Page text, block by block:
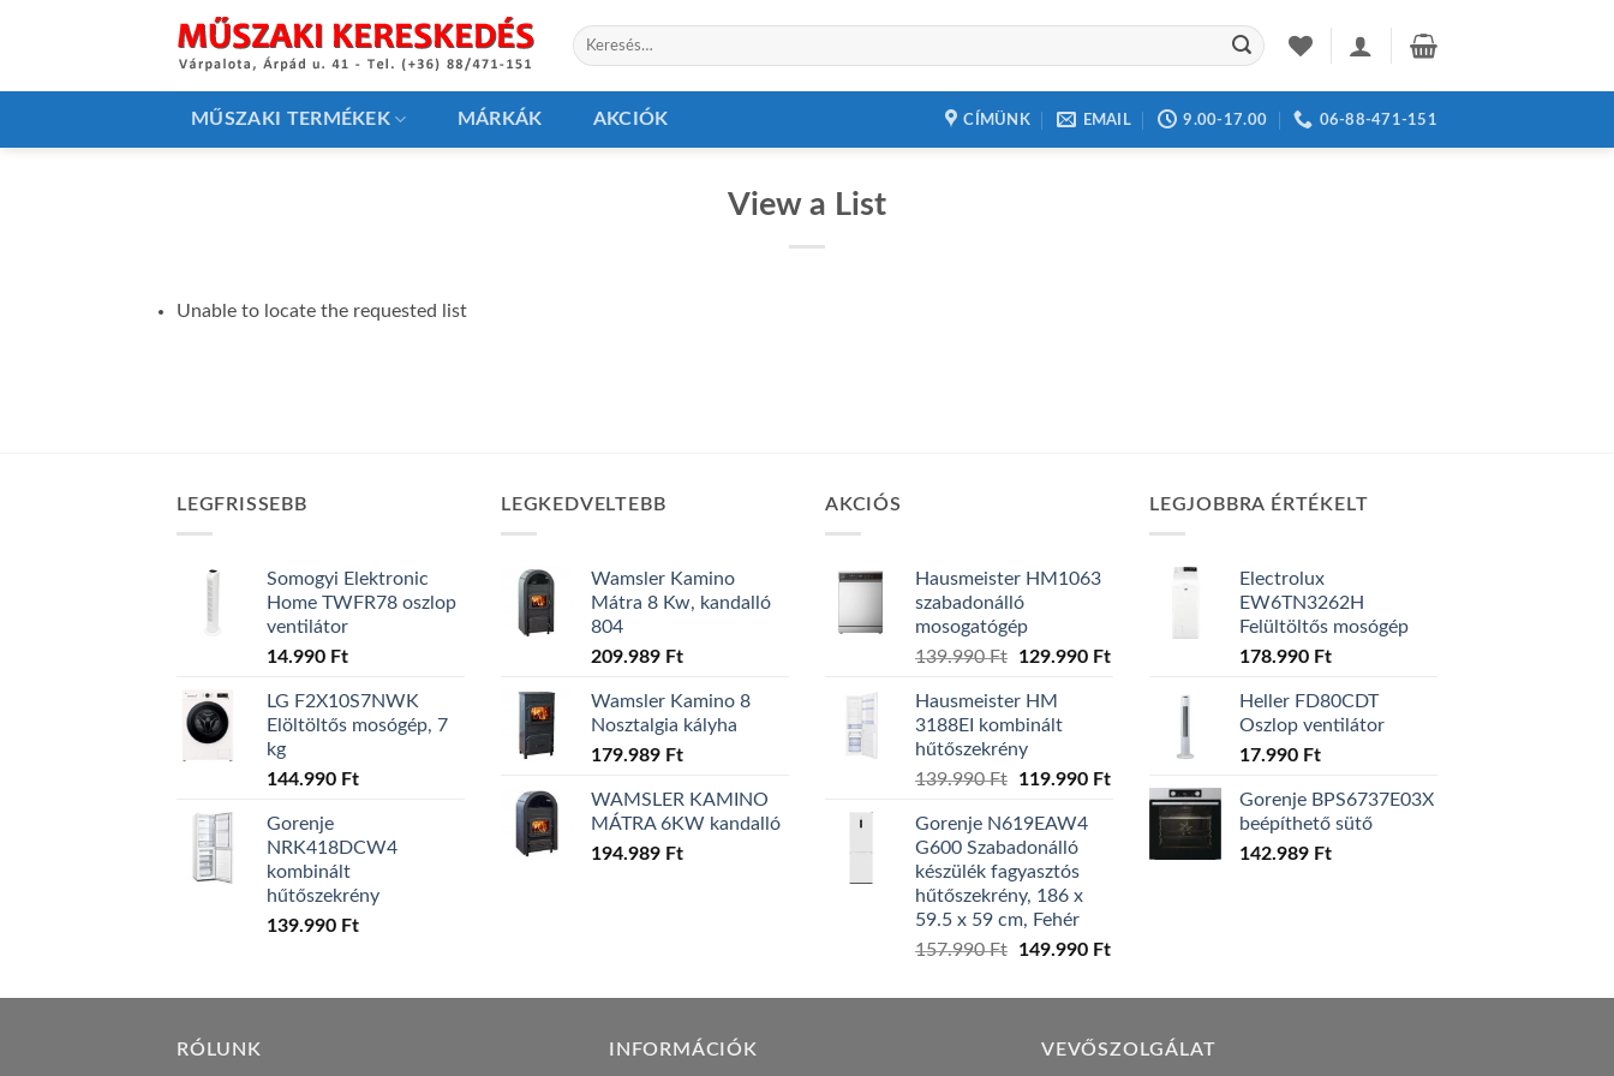
Keresés
a
MŰSZAKI TERMÉKEK MÁRKÁK AKCIÓK CÍMÜNK EMAIL 9.00-17.00 06-88-471-151
View a List
Unable to locate the requested list
LEGFRISSEBB
Somogyi Elektronic
Home TWFR78 oszlop
ventilátor
14.990 Ft
LG F2X10S7NWK
Elöltöltős mosógép, 7
kg
144.990 Ft
Gorenje
NRK418DCW4
kombinált
hűtőszekrény
139.990 Ft
LEGKEDVELTEBB
Wamsler Kamino
Mátra 8 Kw, kandalló
804
209.989 Ft
Wamsler Kamino 8
Nosztalgia kályha
179.989 Ft
WAMSLER KAMINO
MÁTRA 6KW kandalló
194.989 Ft
AKCIÓS
Hausmeister HM1063
szabadonálló
mosogatógép
139.990Ft
Original
was:
139.990 Ft.
129.990 FtCurrent
129.990 Ft.
Hausmeister HM
3188EI kombinált
hűtőszekrény
139.990Ft
Original
was:
139.990 Ft.
119.990 FtCurrent
price
119.990 Ft.
Gorenje N619EAW4
G600 Szabadonálló
készülék fagyasztós
hűtőszekrény, 186 x
59.5 x 59 cm, Fehér
157.990Ft
Original
was:
149.990 FtCurrent
is:
LEGJOBBRA ÉRTÉKELT
Electrolux
EW6TN3262H
Felültöltős mosógép
178.990 Ft
Heller FD80CDT
Oszlop ventilátor
17.990 Ft
Gorenje BPS6737E03X
beépíthető sütő
142.989 Ft
RÓLUNK INFORMÁCIÓK VEVŐSZOLGÁLAT